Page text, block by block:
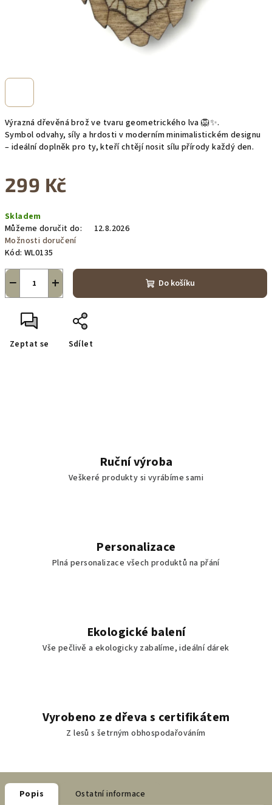
Výrazná dřevěná brož ve tvaru geometrického lva 🦁✨.
Symbol odvahy, síly a hrdosti v moderním minimalistickém designu
– ideální doplněk pro ty, kteří chtějí nosit sílu přírody každý den.
299 Kč
cena:
Skladem
Můžeme doručit do:
12.8.2026
Možnosti doručení
Kód: WL0135
+
− Do košíku
Zeptat se Sdílet
Ruční výroba
Veškeré produkty si vyrábíme sami
Personalizace
Plná personalizace všech produktů na přání
Ekologické balení
Vše pečlivě a ekologicky zabalíme, ideální dárek
Vyrobeno ze dřeva s certifikátem
Z lesů s šetrným obhospodařováním
Popis Ostatní informace